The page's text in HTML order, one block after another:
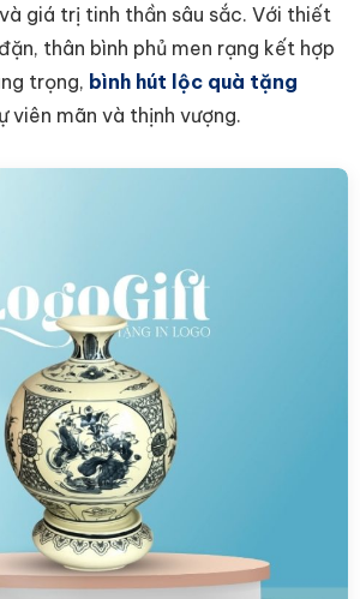
giá trị tinh thần sâu sắc. Với thiết
thân bình phủ men rạng kết hợp
trọng, bình hút lộc quà tặng
viên mãn và thịnh vượng.